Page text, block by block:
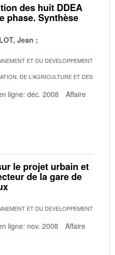
des huit DDEA
phase. Synthèse
Jean
ET DU DEVELOPPEMENT
DE L'AGRICULTURE ET DES
ligne: déc. 2008
Affaire
le projet urbain et
de la gare de
ET DU DEVELOPPEMENT
ligne: nov. 2008
Affaire